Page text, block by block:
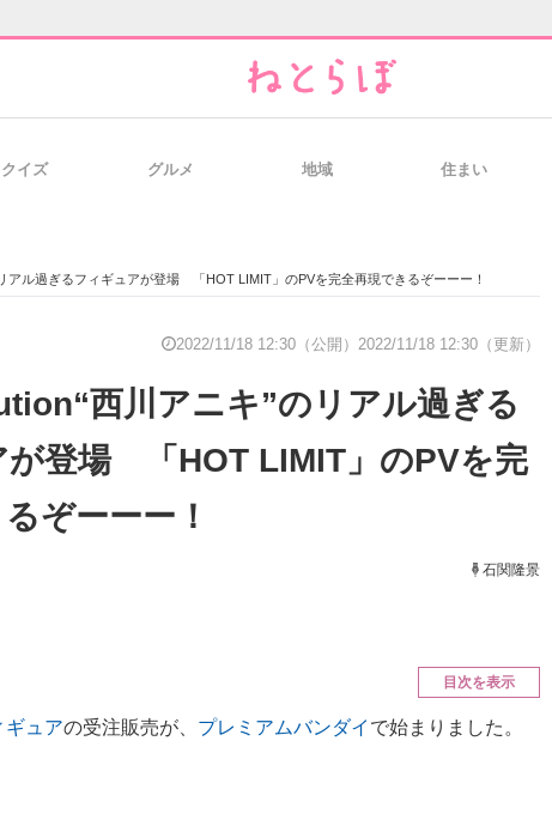
経営リー
製造業の
エネル
クイズ グルメ 地域 住まい
アル過ぎるフィギュアが登場 「HOT LIMIT」のPVを完全再現できるぞーーー！
2022/11/18 12:30（公開） 2022/11/18 12:30（更新）
西川アニキ”のリアル過ぎる
が登場 「HOT LIMIT」のPVを完
ぞーーー！
石関隆景
目次を表示
ギュアの受注販売が、 プレミアムバンダイ で始まりました。